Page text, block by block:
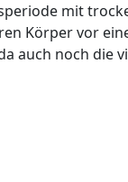
mit
Körper vor
auch noch die